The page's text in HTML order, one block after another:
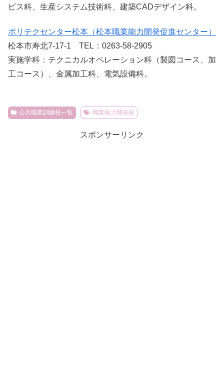
ビス科、生産システム技術科、建築CADデザイン科。
ポリテクセンター松本（松本職業能力開発促進センター）
松本市寿北7-17-1 TEL：0263-58-2905
実施学科：テクニカルオペレーション科（製図コース、加
工コース）、金属加工科、電気設備科。
公共職業訓練校一覧 職業能力開発校
スポンサーリンク